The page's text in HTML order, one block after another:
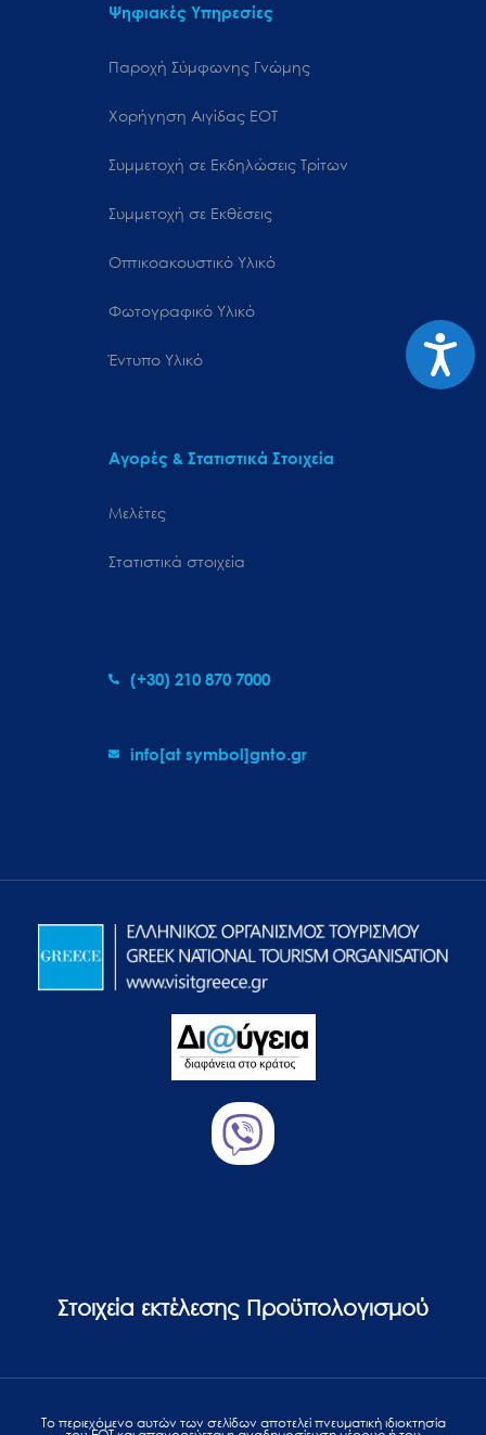
Ψηφιακές Υπηρεσίες
Παροχή Σύμφωνης Γνώμης
Χορήγηση Αιγίδας ΕΟΤ
Συμμετοχή σε Εκδηλώσεις Τρίτων
Συμμετοχή σε Εκθέσεις
Οπτικοακουστικό Υλικό
Φωτογραφικό Υλικό
Έντυπο Υλικό
Αγορές & Στατιστικά Στοιχεία
Μελέτες
Στατιστικά στοιχεία
(+30) 210 870 7000
info[at symbol]gnto.gr
Στοιχεία εκτέλεσης Προϋπολογισμού
Το περιεχόμενο αυτών των σελίδων αποτελεί πvευματική ιδιοκτησία